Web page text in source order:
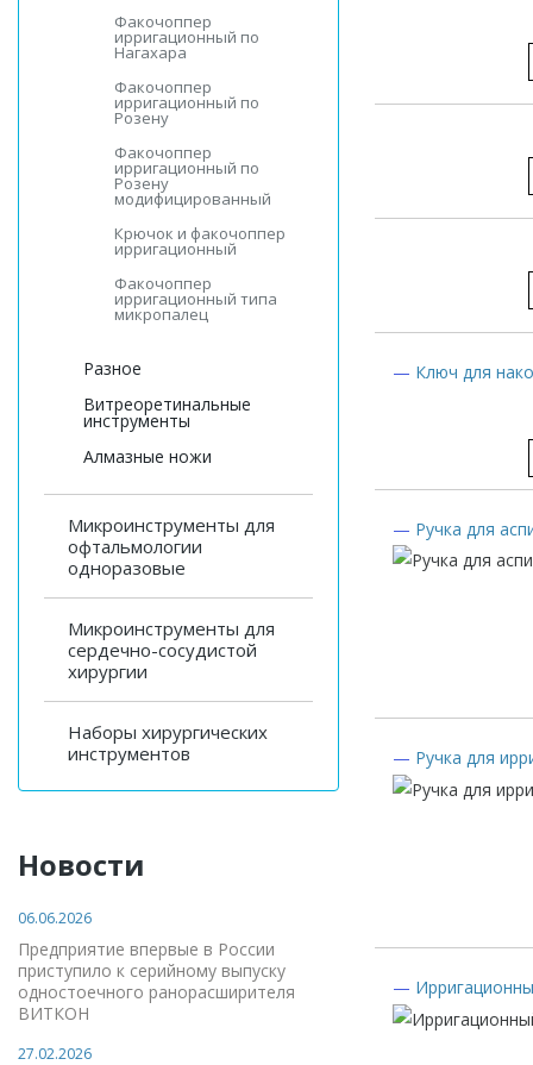
Факочоппер
ирригационный по
Нагахара
Факочоппер
ирригационный по
Розену
Факочоппер
ирригационный по
Розену
модифицированный
Крючок и факочоппер
ирригационный
Факочоппер
ирригационный типа
микропалец
Разное
Витреоретинальные
инструменты
Алмазные ножи
Микроинструменты для
офтальмологии
одноразовые
Микроинструменты для
сердечно-сосудистой
хирургии
Наборы хирургических
инструментов
Новости
06.06.2026
Предприятие впервые в России
приступило к серийному выпуску
одностоечного ранорасширителя
ВИТКОН
27.02.2026
— Ключ для
— Ручка для
— Ручка для
—